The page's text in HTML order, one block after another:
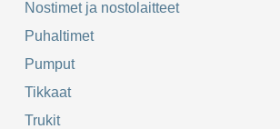
Nostimet ja nostolaitteet
Puhaltimet
Pumput
Tikkaat
Trukit